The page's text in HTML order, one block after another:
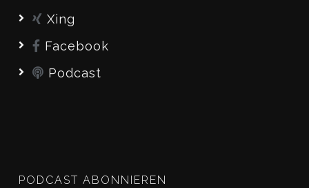
Xing
Facebook
Podcast
PODCAST ABONNIEREN